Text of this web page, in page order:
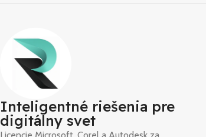
Inteligentné riešenia pre
digitálny svet
Licencie Microsoft, Corel a Autodesk za